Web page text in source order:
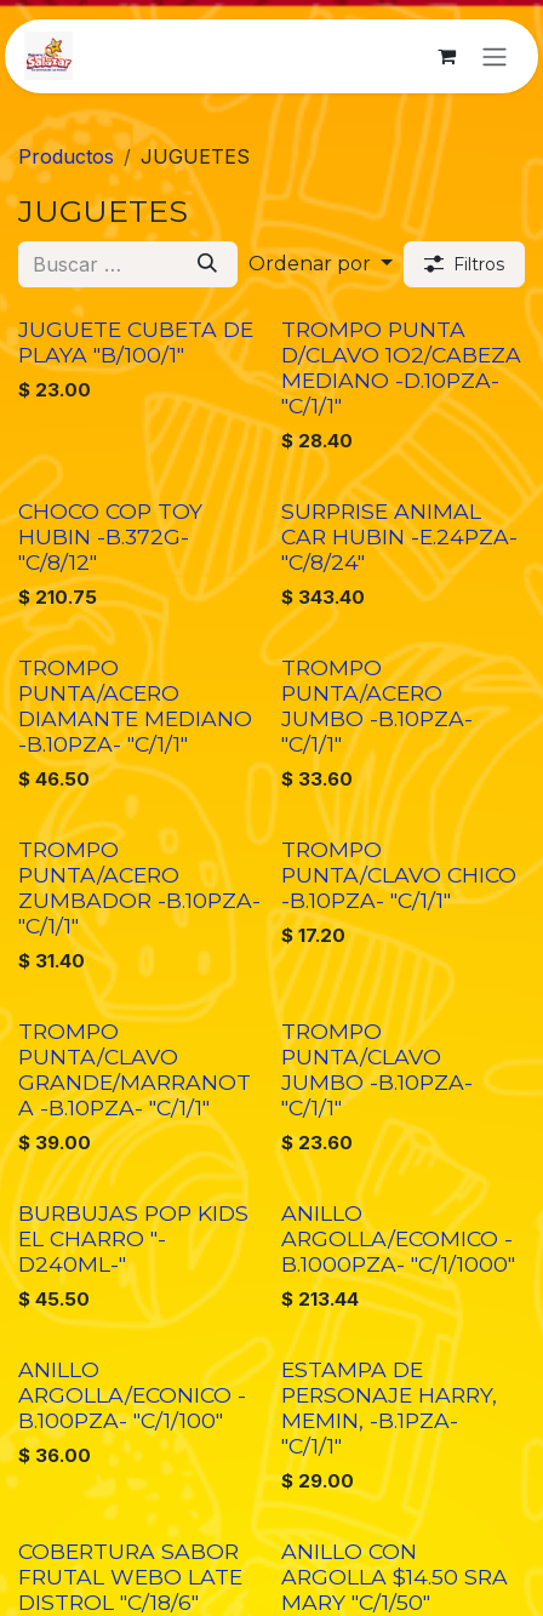
Ir al contenido
Productos JUGUETES
JUGUETES
Ordenar por Filtros
JUGUETE CUBETA DE
PLAYA "B/100/1"
$ 23.00
TROMPO PUNTA
D/CLAVO 1O2/CABEZA
MEDIANO -D.10PZA-
"C/1/1"
$28.40
CHOCO COP TOY
HUBIN -B.372G-
"C/8/12"
$210.75
SURPRISE ANIMAL
CAR HUBIN -E.24PZA-
"C/8/24"
$ 343.40
TROMPO
PUNTA/ACERO
DIAMANTE MEDIANO
-B.10PZA- "C/1/1"
$ 46.50
TROMPO
PUNTA/ACERO
JUMBO -B.10PZA-
"C/1/1"
$ 33.60
TROMPO
PUNTA/ACERO
ZUMBADOR -B.10PZA-
"C/1/1"
$ 31.40
TROMPO
PUNTA/CLAVO CHICO
-B.10PZA- "C/1/1"
$17.20
TROMPO
PUNTA/CLAVO
GRANDE/MARRANOT
A -B.10PZA- "C/1/1"
$39.00
TROMPO
PUNTA/CLAVO
JUMBO -B.10PZA-
"C/1/1"
$23.60
BURBUJAS POP KIDS
EL CHARRO "-
D240ML-"
$45.50
ANILLO
ARGOLLA/ECOMICO -
B.1000PZA- "C/1/1000"
$ 213.44
ANILLO
ARGOLLA/ECONICO -
B.100PZA- "C/1/100"
$36.00
ESTAMPA DE
PERSONAJE HARRY,
MEMIN, -B.1PZA-
"C/1/1"
$ 29.00
COBERTURA SABOR
FRUTAL WEBO LATE
DISTROL "C/18/6"
ANILLO CON
ARGOLLA $14.50 SRA
MARY "C/1/50"